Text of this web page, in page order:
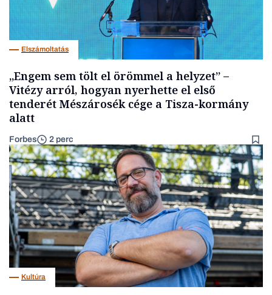
Elszámoltatás
„Engem sem tölt el örömmel a helyzet” –
Vitézy arról, hogyan nyerhette el első
tenderét Mészárosék cége a Tisza-kormány
alatt
Forbes 2 perc
Kultúra